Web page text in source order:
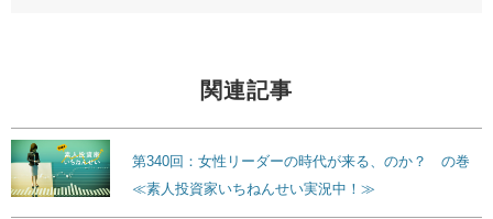
関連記事
第340回：女性リーダーの時代が来る、のか？ の巻
≪素人投資家いちねんせい実況中！≫